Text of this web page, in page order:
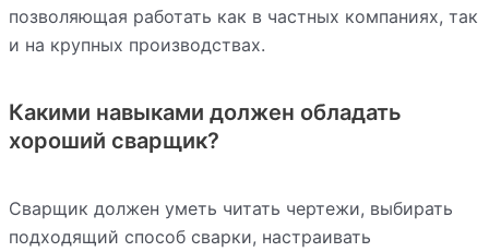
позволяющая работать как в частных компаниях, так
и на крупных производствах.
Какими навыками должен обладать
хороший сварщик?
Сварщик должен уметь читать чертежи, выбирать
подходящий способ сварки, настраивать